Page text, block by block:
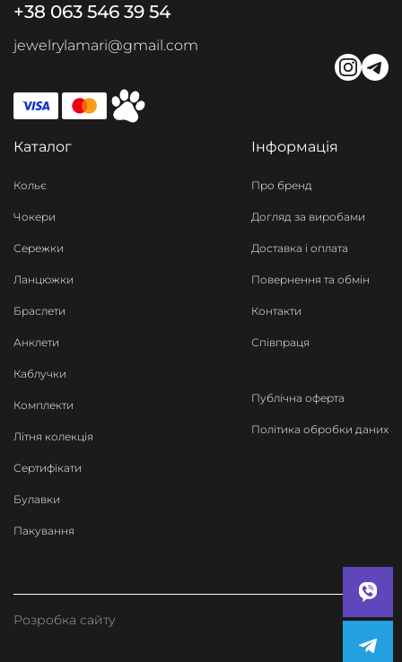
+38 063 546 39 54
jewelrylamari@gmail.com
Каталог
Кольє
Чокери
Сережки
Ланцюжки
Браслети
Анклети
Каблучки
Комплекти
Літня колекція
Сертифікати
Булавки
Пакування
Інформація
Про бренд
Догляд за виробами
Доставка і оплата
Повернення та обмін
Контакти
Співпраця
Публічна оферта
Політика обробки даних
Розробка сайту